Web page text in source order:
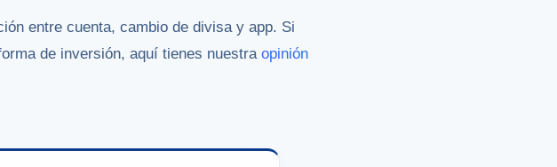
entre cuenta, cambio de divisa y app. Si
de inversión, aquí tienes nuestra opinión